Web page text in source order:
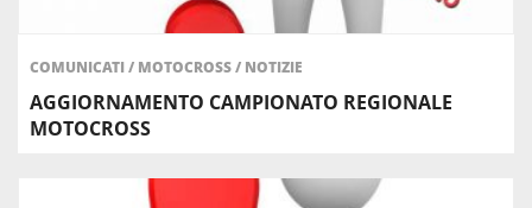
COMUNICATI/ MOTOCROSS/ NOTIZIE
AGGIORNAMENTO CAMPIONATO REGIONALE
MOTOCROSS